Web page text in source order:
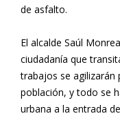
de asfalto.
El alcalde Saúl
ciudadanía que
trabajos se agilizarán
población, y todo se
urbana a la entrada